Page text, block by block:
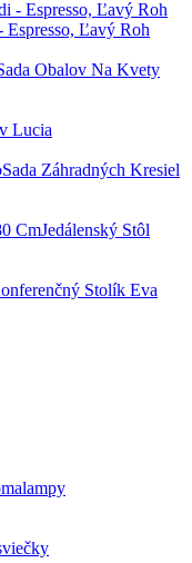
Espresso, Ľavý Roh
Obalov Na Kvety
Lucia
Sada Záhradných Kresiel
Jedálenský Stôl
Stolík Eva